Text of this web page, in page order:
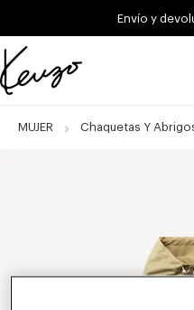
Skip to main content
Skip to footer content
Envío y
Página
MUJER Chaquetas Y